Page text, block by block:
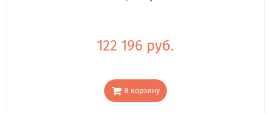
122 196 руб.
В корзину